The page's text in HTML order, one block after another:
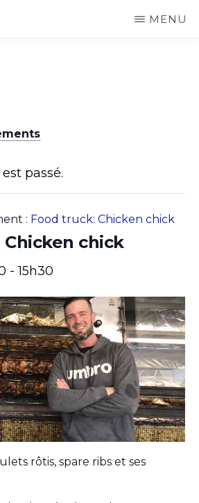
MENU
passé.
: Food truck: Chicken chick
chick
-15h30
rôtis, spare ribs et ses